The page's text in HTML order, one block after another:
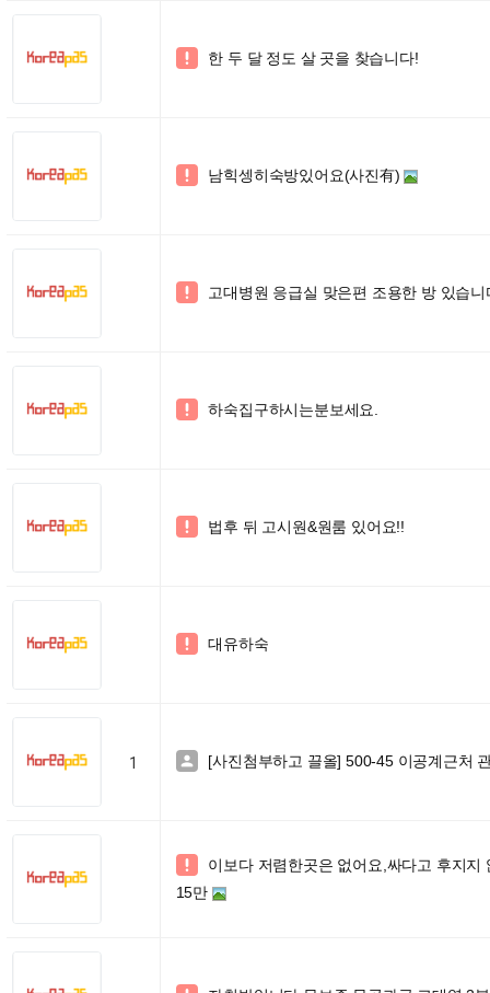
 한 두 달 정도 살 곳을 찾습니다!
 남힉셍히숙방있어요(사진有)
 고대병원 응급실 맞은편 조용한 방 있습니
 하숙집구하시는분보세요.
 법후 뒤 고시원&원룸 있어요!!
 대유하숙
1  [사진첨부하고 끌올] 500-45 이공계근처

이보다 저렴한곳은 없어요,싸다고 후지
15만